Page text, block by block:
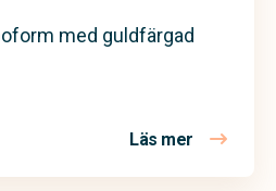
med guldfärgad
Läs mer om